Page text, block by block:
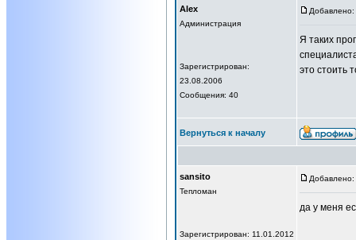
Alex
Администрация
Зарегистрирован:
23.08.2006
Сообщения: 40
Я таких
это стоить
Вернуться к началу
sansito
Тепломан
Зарегистрирован: 11.01.2012
да у меня